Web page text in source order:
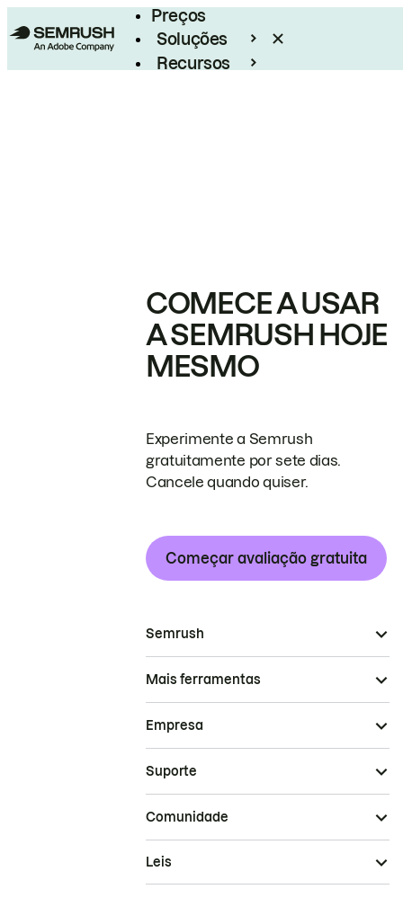
Preços
Soluções
Recursos
COMECE A USAR
A SEMRUSH HOJE
MESMO
Experimente a Semrush
gratuitamente por sete dias.
Cancele quando quiser.
Começar avaliação gratuita
Semrush
Mais ferramentas
Empresa
Suporte
Comunidade
Leis